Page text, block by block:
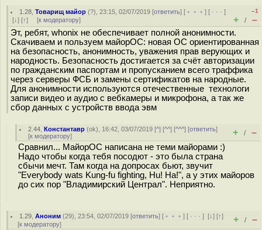
1.28 ,Товарищ майор (?), 23:15, 02/07/2019 [ответить] [ ﹢﹢﹢] [ · · ·]
[↓] [↑] [к модератору]
–1
+ / –
Эт, ребят, whonix не обеспечивает полной анонимности.
Скачиваем и пользуем майорОС: новая ОС ориентированная
на безопасность, анонимность, уважения прав верующих и
народность. Безопасность достигается за счёт авторизации
по гражданским паспортам и пропусканием всего траффика
через серверы ФСБ и замены сертификатов на народные.
Для анонимности используются отечественные технологи
записи видео и аудио с вебкамеры и микрофона, а так же
сбор данных с устройств ввода эвм
2.44 ,Константавр (ok), 16:42, 03/07/2019 [^] [^^] [^^^] [ответить]
[к модератору] + / –
Сравнил... МайорОС написана не теми майорами :)
Надо чтобы когда тебя посодют - это была страна
сбычи мечт. Там когда на допросах бьют, звучит
"Everybody wats Kung-fu fighting, Hu! Ha!", а у этих майоров
до сих пор "Владимирский Централ". Неприятно.
1.29 ,Аноним (29), 23:54, 02/07/2019 [ответить] [ ﹢﹢﹢] [ · · ·][↓] [↑]
[к модератору] + / –